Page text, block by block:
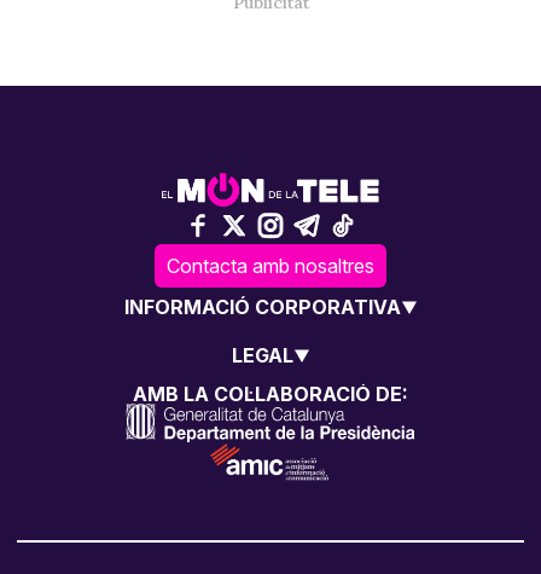
Contacta amb nosaltres
INFORMACIÓ CORPORATIVA
LEGAL
AMB LA COL·LABORACIÓ DE: